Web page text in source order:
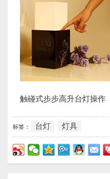
触碰式步步高升台灯操作
标签： 台灯 灯具